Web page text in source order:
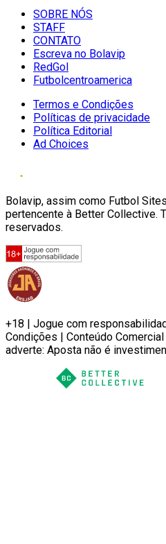
SOBRE NÓS
STAFF
CONTATO
Escreva no Bolavip
RedGol
Futbolcentroamerica
Termos e Condições
Políticas de privacidade
Política Editorial
Ad Choices
Bolavip, assim como Futbol
pertencente à Better Collective.
reservados.
+18 | Jogue com
Condições | Conteúdo
adverte: Aposta não é